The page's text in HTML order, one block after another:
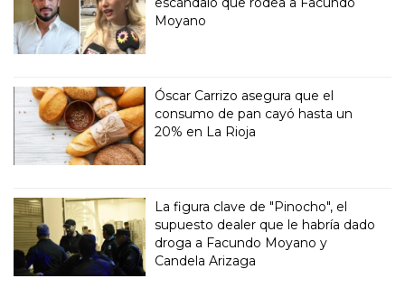
Moyano
Óscar Carrizo asegura que el
consumo de pan cayó hasta un
20% en La Rioja
La figura clave de "Pinocho", el
supuesto dealer que le habría dado
droga a Facundo Moyano y
Candela Arizaga